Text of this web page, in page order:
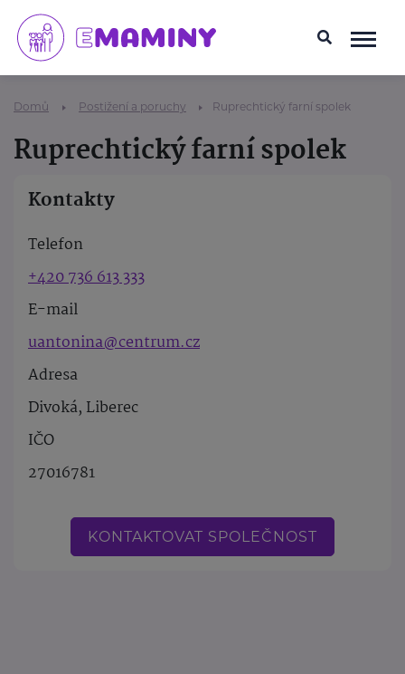
Domů Postižení a poruchy Ruprechtický farní spolek
Ruprechtický farní spolek
Kontakty
Telefon
+420 736 613 333
E-mail
uantonina@centrum.cz
Adresa
Divoká, Liberec
IČO
27016781
KONTAKTOVAT SPOLEČNOST